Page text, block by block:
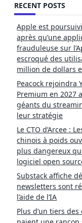
RECENT POSTS
Apple est
après qu’une
frauduleuse sur
escroqué des
million de dollars
Peacock rejoindra
Premium en 2027
géants du
leur stratégie
Le CTO d’Arcee :
chinois à poids
plus dangereux
logiciel open
Substack affiche
newsletters sont
l’aide de l’IA
Plus d’un tiers